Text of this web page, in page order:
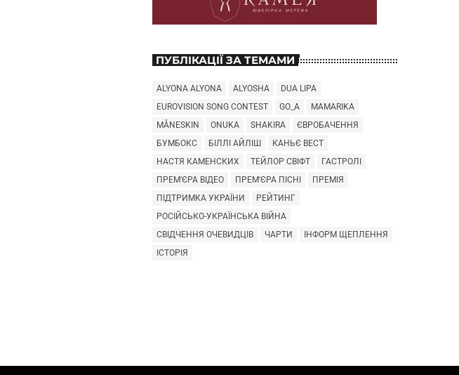
ПУБЛІКАЦІЇ ЗА ТЕМАМИ
ALYONA ALYONA ALYOSHA
DUA LIPA
EUROVISION SONG CONTEST
GO_A
MAMARIKA
MÅNESKIN
ONUKA SHAKIRA
ЄВРОБАЧЕННЯ
БУМБОКС
БІЛЛІ АЙЛІШ
КАНЬЄ ВЕСТ
НАСТЯ КАМЕНСКИХ
ТЕЙЛОР СВІФТ
ГАСТРОЛІ
ПРЕМ'ЄРА ВІДЕО
ПРЕМ'ЄРА ПІСНІ
ПРЕМІЯ
ПІДТРИМКА УКРАЇНИ
РЕЙТИНГ
РОСІЙСЬКО-УКРАЇНСЬКА ВІЙНА
СВІДЧЕННЯ ОЧЕВИДЦІВ
ЧАРТИ
ІНФОРМ ЩЕПЛЕННЯ
ІСТОРІЯ